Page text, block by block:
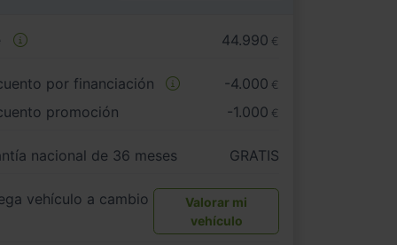
44.990 €
por financiación -4.000 €
promoción -1.000 €
nacional de 36 meses GRATIS
vehículo a cambio
Valorar mi
vehículo